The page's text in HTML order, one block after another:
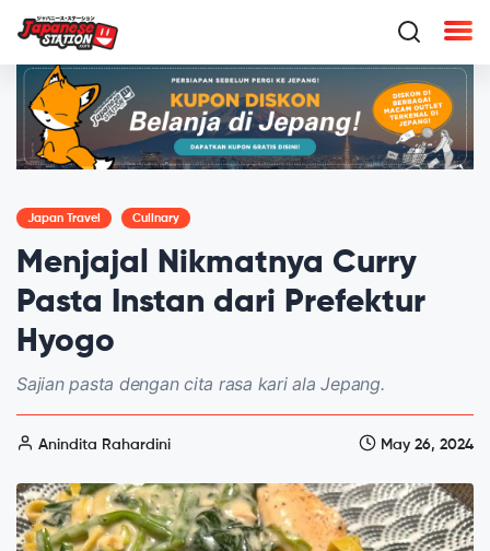
Japan Travel Culinary
Menjajal Nikmatnya Curry
Pasta Instan dari Prefektur
Hyogo
Sajian pasta dengan cita rasa kari ala Jepang.
Anindita Rahardini May 26, 2024